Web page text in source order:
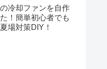
冷却ファンを自作
！簡単初心者でも
場対策DIY！